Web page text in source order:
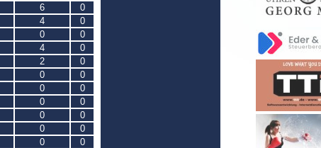
6
0
4
0
0
0
4
0
2
0
0
0
0
0
0
0
0
0
0
0
0
0